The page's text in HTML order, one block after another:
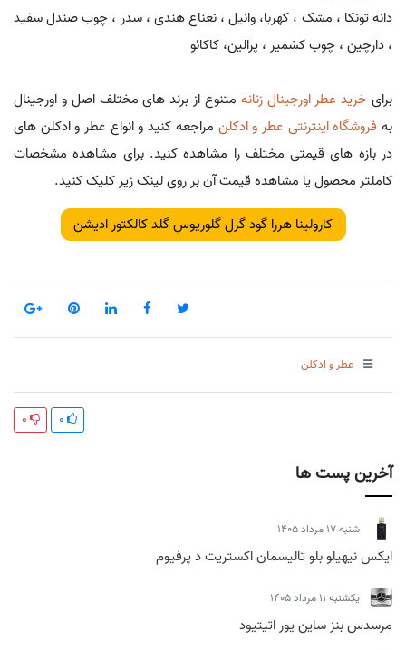
آخرین پست ها
شنبه 17 مرداد 1405
ایکس نیهیلو بلو تالیسمان اکستریت د پرفیوم
يكشنبه 11 مرداد 1405
مرسدس بنز ساین یور اتیتیود
دانه تونکا ، مشک ، کهربا، وانیل ، نعناع هندی ، سدر ، چوب صندل سفید
، دارچین ، چوب کشمیر ، پرالین، کاکائو
برای خرید عطر اورجینال زنانه متنوع از برند های مختلف اصل و اورجینال
به فروشگاه اینترنتی عطر و ادکلن مراجعه کنید و انواع عطر و ادکلن های
در بازه های قیمتی مختلف را مشاهده کنید. برای مشاهده مشخصات
کاملتر محصول یا مشاهده قیمت آن بر روی لینک زیر کلیک کنید.
کارولینا هررا گود گرل گلوریوس گلد کالکتور ادیشن
عطر و ادکلن